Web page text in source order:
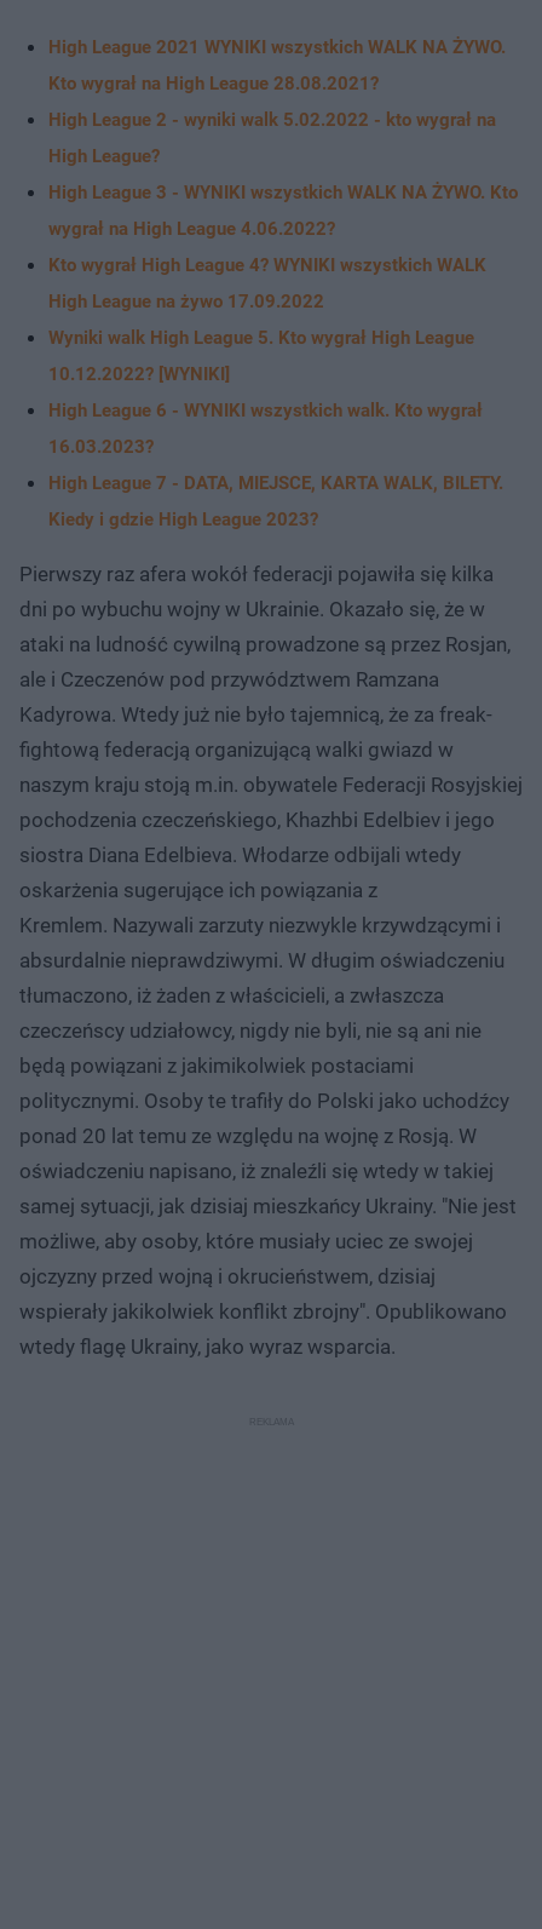
High League 2021 WYNIKI wszystkich WALK NA ŻYWO.
Kto wygrał na High League 28.08.2021?
High League 2 - wyniki walk 5.02.2022 - kto wygrał na
High League?
High League 3 - WYNIKI wszystkich WALK NA ŻYWO. Kto
wygrał na High League 4.06.2022?
Kto wygrał High League 4? WYNIKI wszystkich WALK
High League na żywo 17.09.2022
Wyniki walk High League 5. Kto wygrał High League
10.12.2022? [WYNIKI]
High League 6 - WYNIKI wszystkich walk. Kto wygrał
16.03.2023?
High League 7 - DATA, MIEJSCE, KARTA WALK, BILETY.
Kiedy i gdzie High League 2023?
Pierwszy raz afera wokół federacji pojawiła się kilka
dni po wybuchu wojny w Ukrainie. Okazało się, że w
ataki na ludność cywilną prowadzone są przez Rosjan,
ale i Czeczenów pod przywództwem Ramzana
Kadyrowa. Wtedy już nie było tajemnicą, że za freak-
fightową federacją organizującą walki gwiazd w
naszym kraju stoją m.in. obywatele Federacji Rosyjskiej
pochodzenia czeczeńskiego, Khazhbi Edelbiev i jego
siostra Diana Edelbieva. Włodarze odbijali wtedy
oskarżenia sugerujące ich powiązania z
Kremlem. Nazywali zarzuty niezwykle krzywdzącymi i
absurdalnie nieprawdziwymi. W długim oświadczeniu
tłumaczono, iż żaden z właścicieli, a zwłaszcza
czeczeńscy udziałowcy, nigdy nie byli, nie są ani nie
będą powiązani z jakimikolwiek postaciami
politycznymi. Osoby te trafiły do Polski jako uchodźcy
ponad 20 lat temu ze względu na wojnę z Rosją. W
oświadczeniu napisano, iż znaleźli się wtedy w takiej
samej sytuacji, jak dzisiaj mieszkańcy Ukrainy. "Nie jest
możliwe, aby osoby, które musiały uciec ze swojej
ojczyzny przed wojną i okrucieństwem, dzisiaj
wspierały jakikolwiek konflikt zbrojny". Opublikowano
wtedy flagę Ukrainy, jako wyraz wsparcia.